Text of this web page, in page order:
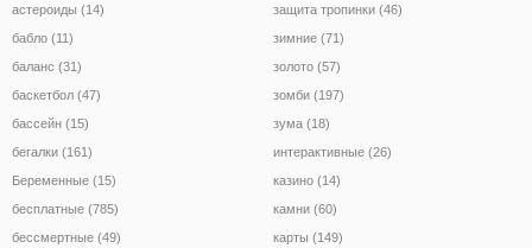
астероиды (14)
бабло (11)
баланс (31)
баскетбол (47)
бассейн (15)
бегалки (161)
Беременные (15)
бесплатные (785)
бессмертные (49)
защита тропинки (46)
зимние (71)
золото (57)
зомби (197)
зума (18)
интерактивные (26)
казино (14)
камни (60)
карты (149)